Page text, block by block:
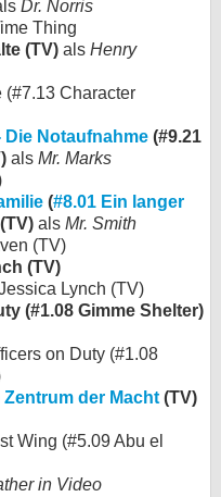
Dr. Norris
Thing
(TV) als Henry
(#7.13 Character
Die Notaufnahme (#9.21
als Mr. Marks
(#8.01 Ein langer
als Mr. Smith
(TV)
(TV)
Lynch (TV)
(#1.08 Gimme Shelter)
on Duty (#1.08
Zentrum der Macht (TV)
Wing (#5.09 Abu el
in Video